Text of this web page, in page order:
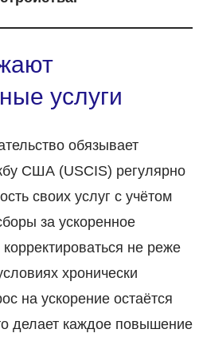
услуги
обязывает
США (USCIS) регулярно
своих услуг с учётом
за ускоренное
не реже
хронически
на ускорение остаётся
делает каждое повышение